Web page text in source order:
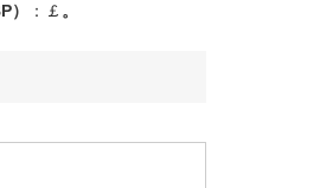
） ：￡ 。